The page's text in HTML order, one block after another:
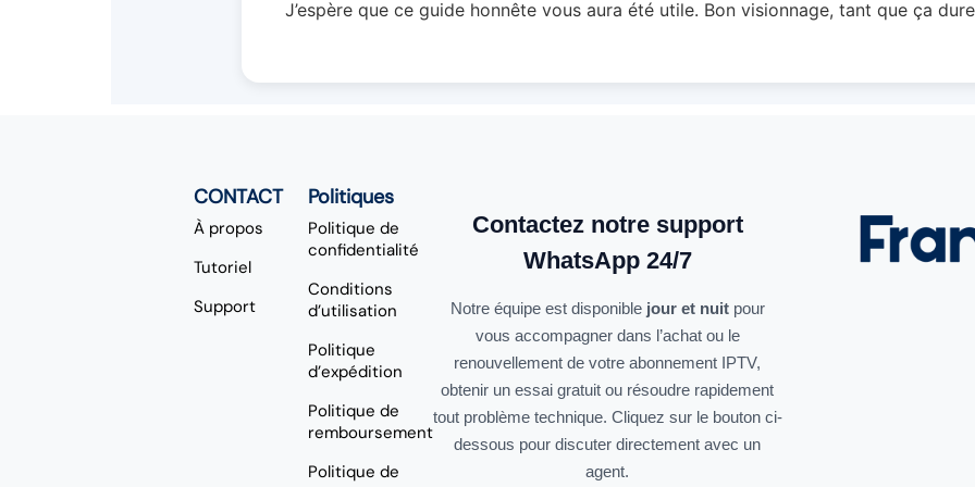
J’espère que ce guide honnête vous aura été utile. Bon visionnage, tant que ça
CONTACT
À propos
Tutoriel
Support
Politiques
Politique de
confidentialité
Conditions
d’utilisation
Politique
d’expédition
Politique de
remboursement
Politique de
Contactez notre support
WhatsApp 24/7
Notre équipe est disponible jour et nuitpour
vous accompagner dans l’achat ou le
renouvellement de votre abonnement IPTV,
obtenir un essai gratuit ou résoudre rapidement
tout problème technique. Cliquez sur le bouton ci-
dessous pour discuter directement avec un
agent.